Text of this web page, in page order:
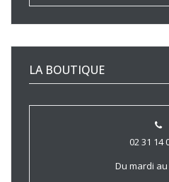
LA BOUTIQUE
02 31 14
Du mardi